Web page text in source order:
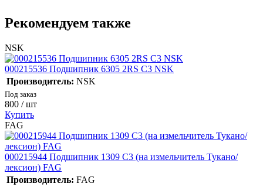
Рекомендуем также
NSK
000215536 Подшипник 6305 2RS C3 NSK
Производитель: NSK
Под заказ
800 / шт
Купить
FAG
000215944 Подшипник 1309 С3 (на измельчитель Тукано/
лексион) FAG
Производитель: FAG